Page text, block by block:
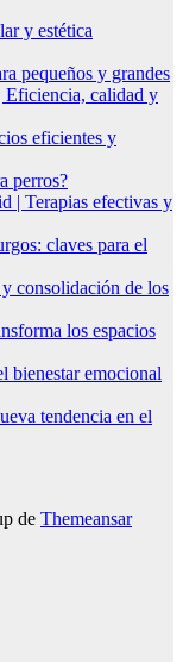
y estética
pequeños y grandes
Eficiencia, calidad y
eficientes y
perros?
| Terapias efectivas y
claves para el
consolidación de los
los espacios
bienestar emocional
tendencia en el
de Themeansar